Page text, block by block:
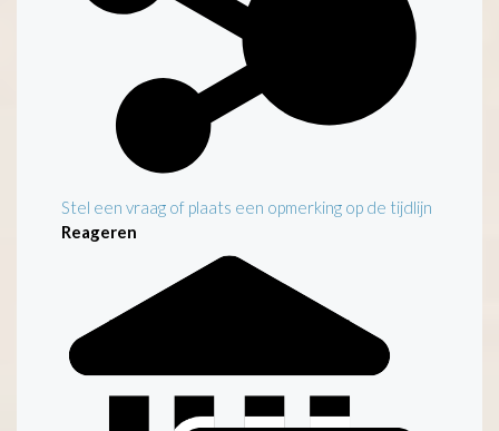
Stel een vraag of plaats een opmerking op de tijdlijn
Reageren